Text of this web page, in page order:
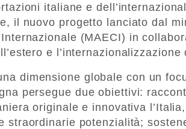
italiane e
il nuovo progetto lanciato dal
(MAECI) in
e
dimensione globale con un
persegue due obiettivi:
originale e innovativa
straordinarie potenzialità;